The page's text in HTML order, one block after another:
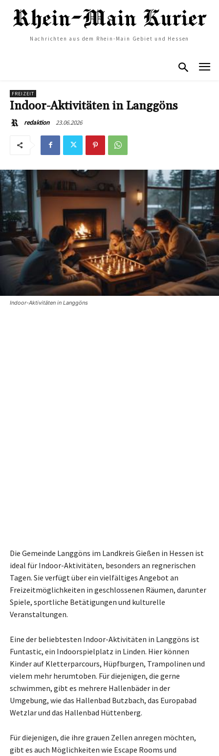
Nachrichten aus dem Rhein-Main Gebiet und Hessen
FREIZEIT
Indoor-Aktivitäten in Langgöns
redaktion 23.06.2026
Indoor-Aktivitäten in Langgöns
Die Gemeinde Langgöns im Landkreis Gießen in Hessen ist
ideal für Indoor-Aktivitäten, besonders an regnerischen
Tagen. Sie verfügt über ein vielfältiges Angebot an
Freizeitmöglichkeiten in geschlossenen Räumen, darunter
Spiele, sportliche Betätigungen und kulturelle
Veranstaltungen.
Eine der beliebtesten Indoor-Aktivitäten in Langgöns ist
Funtastic, ein Indoorspielplatz in Linden. Hier können
Kinder auf Kletterparcours, Hüpfburgen, Trampolinen und
vielem mehr herumtoben. Für diejenigen, die gerne
schwimmen, gibt es mehrere Hallenbäder in der
Umgebung, wie das Hallenbad Butzbach, das Europabad
Wetzlar und das Hallenbad Hüttenberg.
Für diejenigen, die ihre grauen Zellen anregen möchten,
gibt es auch Möglichkeiten wie Escape Rooms und